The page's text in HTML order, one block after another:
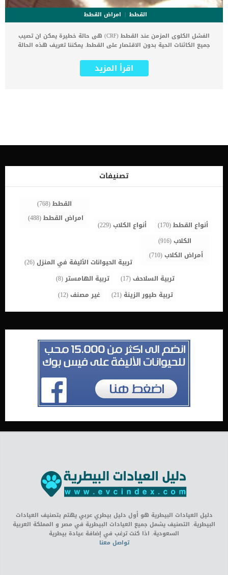
القطط
امراض القطط
الفشل الكلوى المزمن عند القطط (CRF) هى حالة خطيرة يمكن ان تصيب
جميع الكائنات الحية بدون الاقتصار على القطط. يمكننا تعريف هذه الحالة
تستخدم لوصف عدم قدرة الكلى على أداء المهام المطلوبة بمستوى
طبيعي من الكفاءة. اى خلل او عجز يصيب الكلى يؤثر على الجسم كله لان
المرحلة الأولى: عادة ما تكون العلامات غير ظاهرة اما المرحلة الثانية: يتم
العلامات وغالبًا ما تشعر القطط بالمرضاما المرحلة الرابعة: يتم ملاحظة
غالبية العلامات وتكون الطقة فى وعكة صحية شديدة الاعراض العامة
للفشل الكلوى المزمن عند القطط زيادة العطش تكرار التبول قيء متقطع
اقرأ المزيد
تصنيفات
أنواع القطط(170) أنواع الكلاب(229)
القطط(768)
امراض القطط(488)
الكلاب(916)
أمراض الكلاب(710)
تربية الحيوانات الأليفة في المنزل(26)
تربية السلاحف(17) تربية الهامستر(8)
تربية طيور الزينة (21) غير مصنف(12)
دليل العيادات البيطرية هو أول دليل بيطري عربي يهتم بتصنيف العيادات
البيطرية. التصنيف يشمل جميع العيادات البيطرية في مصر و المملكة العربية
السعودية. اذا كنت ترغب في إضافة عيادة بيطرية
تواصل معنا